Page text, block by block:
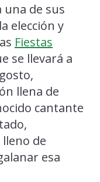
de sus
elección y
Fiestas
se llevará a
llena de
cantante
de
esa